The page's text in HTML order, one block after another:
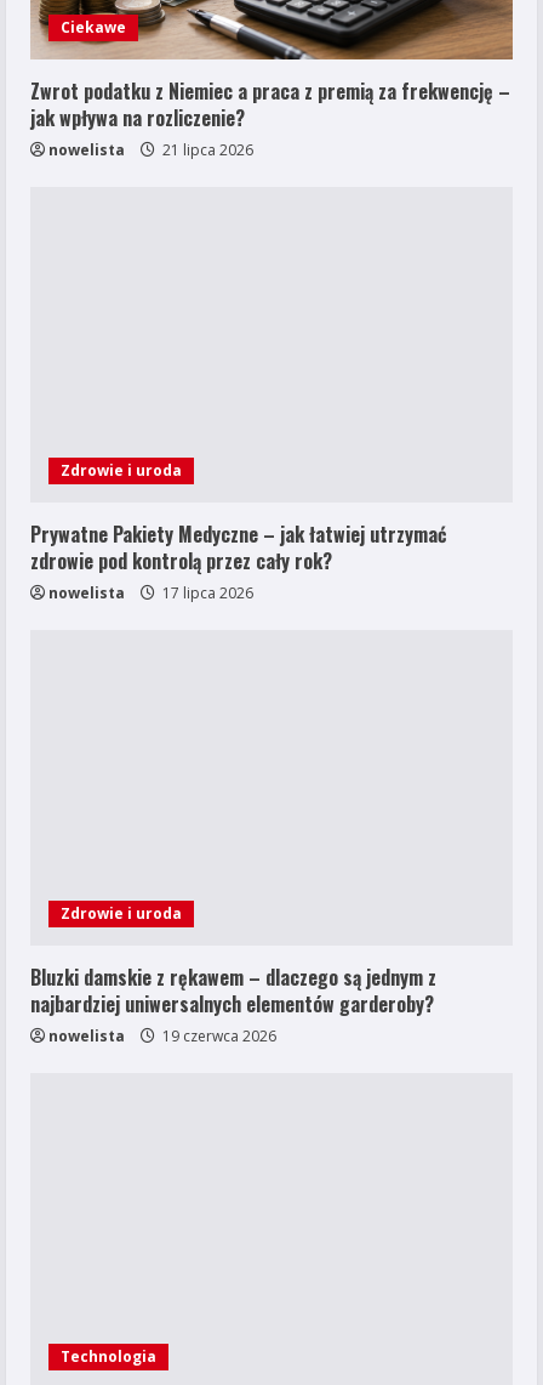
Ciekawe
Zwrot podatku z Niemiec a praca z premią za frekwencję –
jak wpływa na rozliczenie?
nowelista 21 lipca 2026
Zdrowie i uroda
Prywatne Pakiety Medyczne – jak łatwiej utrzymać
zdrowie pod kontrolą przez cały rok?
nowelista 17 lipca 2026
Zdrowie i uroda
Bluzki damskie z rękawem – dlaczego są jednym z
najbardziej uniwersalnych elementów garderoby?
nowelista 19 czerwca 2026
Technologia